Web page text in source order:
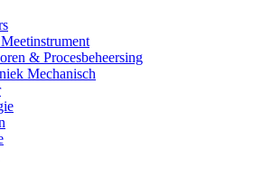
& Procesbeheersing
Mechanisch